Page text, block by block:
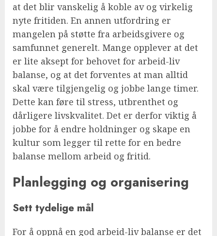
at det blir vanskelig å koble av og virkelig
nyte fritiden. En annen utfordring er
mangelen på støtte fra arbeidsgivere og
samfunnet generelt. Mange opplever at det
er lite aksept for behovet for arbeid-liv
balanse, og at det forventes at man alltid
skal være tilgjengelig og jobbe lange timer.
Dette kan føre til stress, utbrenthet og
dårligere livskvalitet. Det er derfor viktig å
jobbe for å endre holdninger og skape en
kultur som legger til rette for en bedre
balanse mellom arbeid og fritid.
Planlegging og organisering
Sett tydelige mål
For å oppnå en god arbeid-liv balanse er det